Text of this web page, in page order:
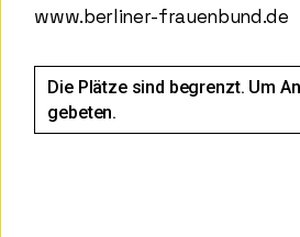
www.berliner-frauenbund.de
Die Plätze sind begrenzt. Um
gebeten.